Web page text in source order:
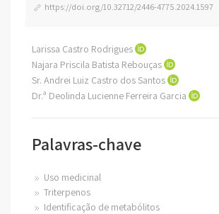
https://doi.org/10.32712/2446-4775.2024.1597
Larissa Castro Rodrigues
Najara Priscila Batista Rebouças
Sr. Andrei Luiz Castro dos Santos
Dr.ª Deolinda Lucienne Ferreira Garcia
Palavras-chave
Uso medicinal
Triterpenos
Identificação de metabólitos